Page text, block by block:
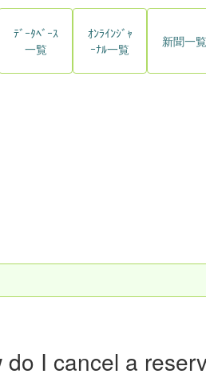
ﾃﾞｰﾀﾍﾞｰｽ
一覧
ｵﾝﾗｲﾝｼﾞｬ
ｰﾅﾙ一覧
新聞一覧
I cancel a